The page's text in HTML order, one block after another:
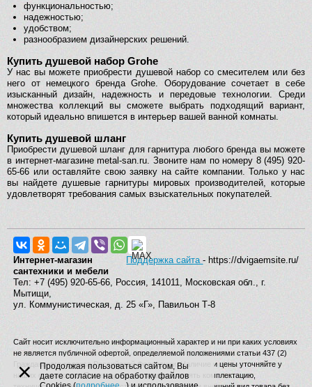
функциональностью;
надежностью;
удобством;
разнообразием дизайнерских решений.
Купить душевой набор Grohe
У нас вы можете приобрести душевой набор со смесителем или без
него от немецкого бренда Grohe. Оборудование сочетает в себе
изысканный дизайн, надежность и передовые технологии. Среди
множества коллекций вы сможете выбрать подходящий вариант,
который идеально впишется в интерьер вашей ванной комнаты.
Купить душевой шланг
Приобрести душевой шланг для гарнитура любого бренда вы можете
в интернет-магазине metal-san.ru. Звоните нам по номеру 8 (495) 920-
65-66 или оставляйте свою заявку на сайте компании. Только у нас
вы найдете душевые гарнитуры мировых производителей, которые
удовлетворят требования самых взыскательных покупателей.
Поддержка сайта- https://dvigaemsite.ru/
Интернет-магазин
сантехники и мебели
Тел: +7 (495) 920-65-66, Россия, 141011, Московская обл., г.
Мытищи,
ул. Коммунистическая, д. 25 «Г», Павильон Т-8
Сайт носит исключительно информационный характер и ни при каких условиях
не является публичной офертой, определяемой положениями статьи 437 (2)
Гражданского кодекса Российской Федерации. Наличие и цены уточняйте у
наших операторов. Производитель вправе изменять комплектацию,
×
Продолжая пользоваться сайтом, Вы
даете согласие на обработку файлов